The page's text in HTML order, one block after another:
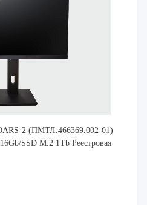
2 (ПМТЛ.466369.002-01)
SSD M.2 1Tb Реестровая